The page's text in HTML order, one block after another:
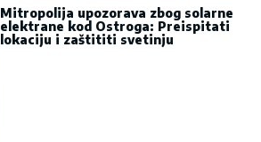
Mitropolija upozorava zbog solarne
elektrane kod Ostroga: Preispitati
lokaciju i zaštititi svetinju